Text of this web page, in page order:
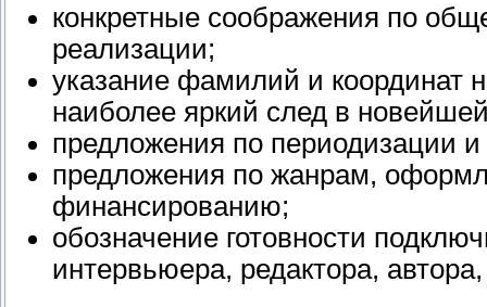
конкретные соображения по
реализации;
указание фамилий и координат
наиболее яркий след в
предложения по периодизации
предложения по жанрам,
финансированию;
обозначение готовности
интервьюера, редактора,